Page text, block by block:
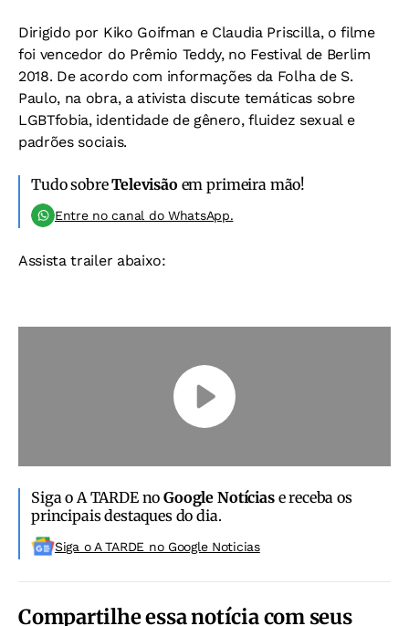
Dirigido por Kiko Goifman e Claudia Priscilla, o filme
foi vencedor do Prêmio Teddy, no Festival de Berlim
2018. De acordo com informações da Folha de S.
Paulo, na obra, a ativista discute temáticas sobre
LGBTfobia, identidade de gênero, fluidez sexual e
padrões sociais.
Tudo sobreTelevisão em primeira mão!
Entre no canal do WhatsApp.
Assista trailer abaixo:
Siga o A TARDE noGoogle Notíciase receba os
principais destaques do dia.
Siga o A TARDE no Google Noticias
Compartilhe essa notícia com seus